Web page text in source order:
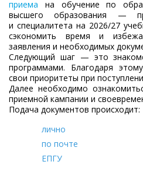
приема
на обучение по
высшего образования —
и специалитета на 2026/27
сэкономить время и
заявления и необходимых
Следующий шаг — это
программами. Благодаря
свои приоритеты при
Далее необходимо
приемной кампании и
Подача документов происходит:
лично
по почте
ЕПГУ